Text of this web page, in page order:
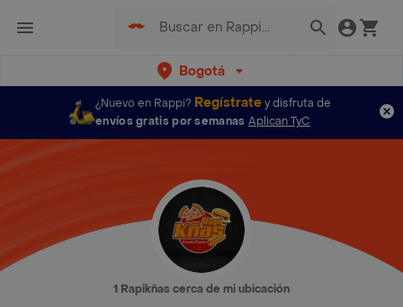
Bogotá
¿Nuevo en Rappi? Regístratey disfruta de
envíos gratis por semanas Aplican TyC
1 Rapikñas cerca de mi ubicación